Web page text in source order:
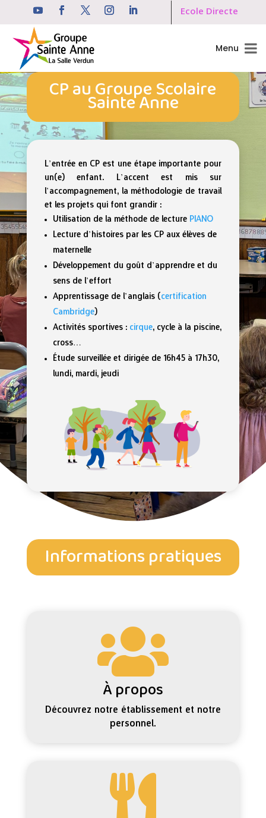
Ecole Directe
Menu
CP au Groupe Scolaire
Sainte Anne
L’entrée en CP est une étape importante pour
un(e) enfant. L’accent est mis sur
l’accompagnement, la méthodologie de travail
et les projets qui font grandir :
Utilisation de la méthode de lecture PIANO
Lecture d’histoires par les CP aux élèves de
maternelle
Développement du goût d’apprendre et du
sens de l’effort
Apprentissage de l’anglais (certification
Cambridge)
Activités sportives : cirque, cycle à la piscine,
cross…
Étude surveillée et dirigée de 16h45 à 17h30,
lundi, mardi, jeudi
Informations pratiques

À propos
Découvrez notre établissement et notre
personnel.
